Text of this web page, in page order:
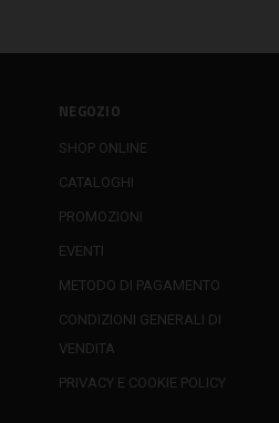
NEGOZIO
SHOP ONLINE
CATALOGHI
PROMOZIONI
EVENTI
METODO DI PAGAMENTO
CONDIZIONI GENERALI DI
VENDITA
PRIVACY E COOKIE POLICY